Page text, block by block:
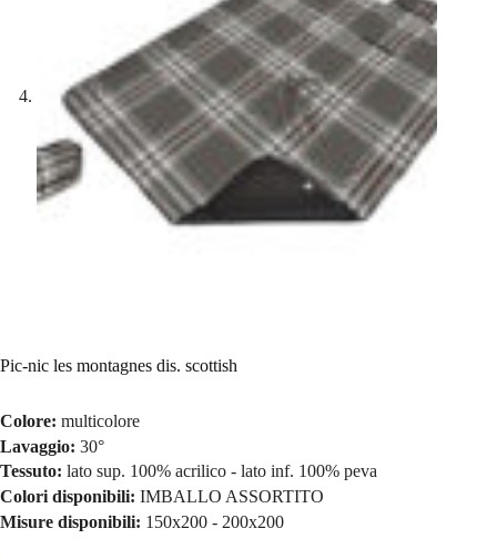
Pic-nic les montagnes dis. scottish
Colore: multicolore
Lavaggio: 30°
Tessuto: lato sup. 100% acrilico - lato inf. 100% peva
Colori disponibili: IMBALLO ASSORTITO
Misure disponibili: 150x200 - 200x200